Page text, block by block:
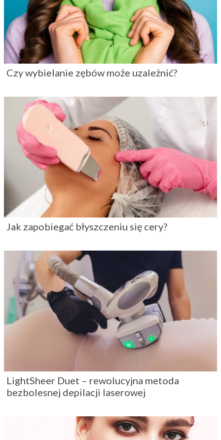
Czy wybielanie zębów może uzależnić?
Jak zapobiegać błyszczeniu się cery?
LightSheer Duet – rewolucyjna metoda
bezbolesnej depilacji laserowej